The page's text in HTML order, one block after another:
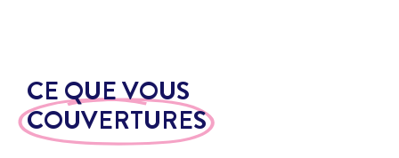
CE QUE VOUS
COUVERTURES